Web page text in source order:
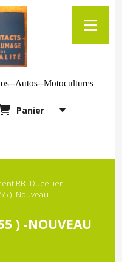
Autos--Motocultures
Panier
RB -Ducellier
) -Nouveau
) -NOUVEAU